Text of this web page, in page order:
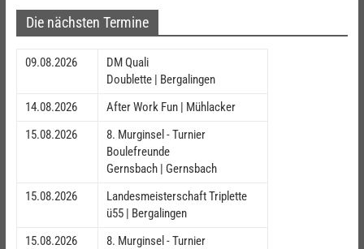
Die nächsten Termine
09.08.2026
DM Quali
Doublette | Bergalingen
14.08.2026
After Work Fun | Mühlacker
15.08.2026
8. Murginsel - Turnier
Boulefreunde
Gernsbach | Gernsbach
15.08.2026
Landesmeisterschaft Triplette
ü55 | Bergalingen
15.08.2026
8. Murginsel - Turnier